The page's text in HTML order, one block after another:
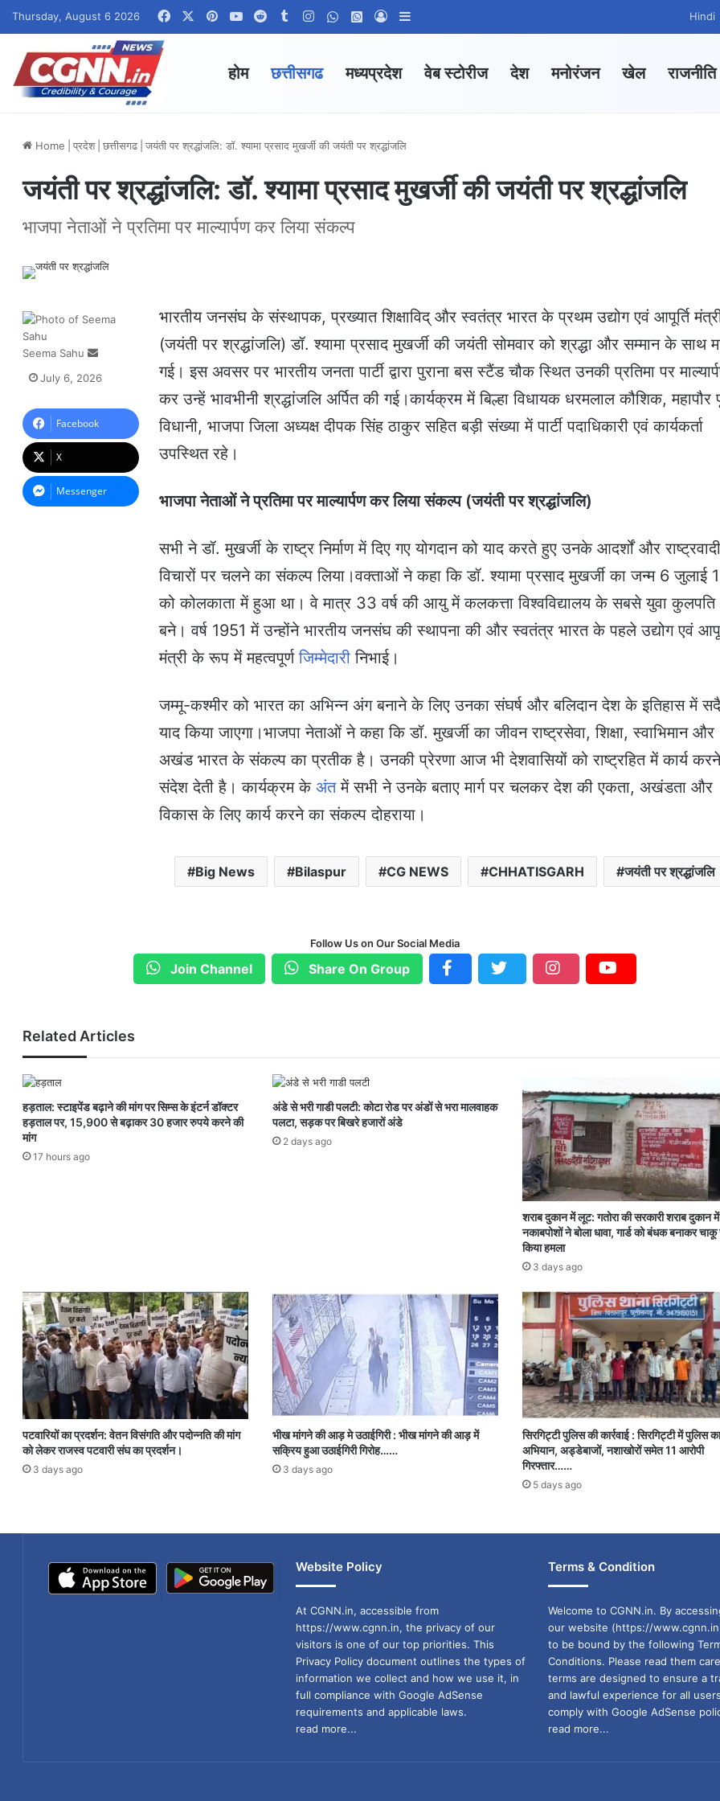
Thursday, August 6 2026 FacebookPinterestYouTubeRedditTumblrInstagramWhatsApp Channel
WhatsApp Group
Log In Hindi
होम छत्तीसगढ मध्यप्रदेश वेब स्टोरीज देश मनोरंजन खेल राजनीति
Home प्रदेश छत्तीसगढ जयंती पर श्रद्धांजलि: डॉ. श्यामा प्रसाद मुखर्जी की जयंती पर श्रद्धांजलि
जयंती पर श्रद्धांजलि: डॉ. श्यामा प्रसाद मुखर्जी की जयंती पर श्रद्धांजलि
भाजपा नेताओं ने प्रतिमा पर माल्यार्पण कर लिया संकल्प
भारतीय जनसंघ के संस्थापक, प्रख्यात शिक्षाविद् और स्वतंत्र भारत के प्रथम उद्योग एवं आपूर्ति
(जयंती पर श्रद्धांजलि) डॉ. श्यामा प्रसाद मुखर्जी की जयंती सोमवार को श्रद्धा और सम्मान के साथ
गई। इस अवसर पर भारतीय जनता पार्टी द्वारा पुराना बस स्टैंड चौक स्थित उनकी प्रतिमा पर
कर उन्हें भावभीनी श्रद्धांजलि अर्पित की गई।कार्यक्रम में बिल्हा विधायक धरमलाल कौशिक, महापौर
विधानी, भाजपा जिला अध्यक्ष दीपक सिंह ठाकुर सहित बड़ी संख्या में पार्टी पदाधिकारी एवं कार्यकर्ता
उपस्थित रहे।
भाजपा नेताओं ने प्रतिमा पर माल्यार्पण कर लिया संकल्प (जयंती पर श्रद्धांजलि)
सभी ने डॉ. मुखर्जी के राष्ट्र निर्माण में दिए गए योगदान को याद करते हुए उनके आदर्शों और
विचारों पर चलने का संकल्प लिया।वक्ताओं ने कहा कि डॉ. श्यामा प्रसाद मुखर्जी का जन्म 6 जुलाई
को कोलकाता में हुआ था। वे मात्र 33 वर्ष की आयु में कलकत्ता विश्वविद्यालय के सबसे युवा कुलपति
बने। वर्ष 1951 में उन्होंने भारतीय जनसंघ की स्थापना की और स्वतंत्र भारत के पहले उद्योग एवं
मंत्री के रूप में महत्वपूर्णजिम्मेदारी निभाई।
जम्मू-कश्मीर को भारत का अभिन्न अंग बनाने के लिए उनका संघर्ष और बलिदान देश के इतिहास में
याद किया जाएगा।भाजपा नेताओं ने कहा कि डॉ. मुखर्जी का जीवन राष्ट्रसेवा, शिक्षा, स्वाभिमान और
अखंड भारत के संकल्प का प्रतीक है। उनकी प्रेरणा आज भी देशवासियों को राष्ट्रहित में कार्य
संदेश देती है। कार्यक्रम केअंतमें सभी ने उनके बताए मार्ग पर चलकर देश की एकता, अखंडता और
विकास के लिए कार्य करने का संकल्प दोहराया।
Big News Bilaspur CG NEWS CHHATISGARH जयंती पर श्रद्धांजलि
Seema Sahu
a
n
m
a
i
July 6, 2026
Facebook
X
Messenger
Follow Us on Our Social Media
Join Channel Share On Group
Related Articles
हड़ताल: स्टाइपेंड बढ़ाने की मांग पर सिम्स के इंटर्न डॉक्टर
हड़ताल पर, 15,900 से बढ़ाकर 30 हजार रुपये करने की
मांग
17 hours ago
अंडे से भरी गाडी पलटी: कोटा रोड पर अंडों से भरा मालवाहक
पलटा, सड़क पर बिखरे हजारों अंडे
2 days ago
शराब दुकान में लूट: गतोरा की सरकारी शराब दुकान
नकाबपोशों ने बोला धावा, गार्ड को बंधक बनाकर
किया हमला
3 days ago
पटवारियों का प्रदर्शन: वेतन विसंगति और पदोन्नति की मांग
को लेकर राजस्व पटवारी संघ का प्रदर्शन।
3 days ago
भीख मांगने की आड़ मे उठाईगिरी : भीख मांगने की आड़ में
सक्रिय हुआ उठाईगिरी गिरोह……
3 days ago
सिरगिट्टी पुलिस की कार्रवाई : सिरगिट्टी में पुलिस
अभियान, अड्डेबाजों, नशाखोरों समेत 11 आरोपी
गिरफ्तार……
5 days ago
Website Policy
At CGNN.in, accessible from
https://www.cgnn.in, the privacy of our
visitors is one of our top priorities. This
Privacy Policy document outlines the types of
information we collect and how we use it, in
full compliance with Google AdSense
requirements and applicable laws.
read more...
Terms & Condition
Welcome to CGNN.in. By
our website (https://
to be bound by the following
Conditions. Please read them
terms are designed to ensure a
and lawful experience for all
comply with Google AdSense
read more...